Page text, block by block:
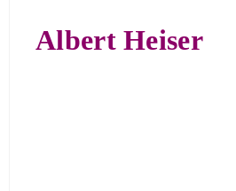
Albert Heiser